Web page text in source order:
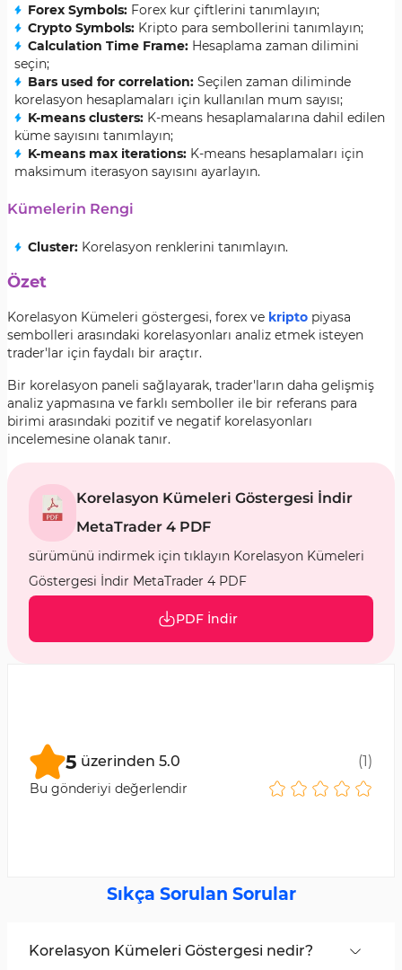
Forex Symbols: Forex kur çiftlerini tanımlayın;
Crypto Symbols: Kripto para sembollerini tanımlayın;
Calculation Time Frame: Hesaplama zaman dilimini
seçin;
Bars used for correlation: Seçilen zaman diliminde
korelasyon hesaplamaları için kullanılan mum sayısı;
K-means clusters: K-means hesaplamalarına dahil edilen
küme sayısını tanımlayın;
K-means max iterations: K-means hesaplamaları için
maksimum iterasyon sayısını ayarlayın.
Kümelerin Rengi
Cluster: Korelasyon renklerini tanımlayın.
Özet
Korelasyon Kümeleri göstergesi, forex ve kripto piyasa
sembolleri arasındaki korelasyonları analiz etmek isteyen
trader'lar için faydalı bir araçtır.
Bir korelasyon paneli sağlayarak, trader'ların daha gelişmiş
analiz yapmasına ve farklı semboller ile bir referans para
birimi arasındaki pozitif ve negatif korelasyonları
incelemesine olanak tanır.
Korelasyon Kümeleri Göstergesi İndir
MetaTrader 4 PDF
sürümünü indirmek için tıklayın Korelasyon Kümeleri
Göstergesi İndir MetaTrader 4 PDF
PDF İndir
5 üzerinden 5.0 (1)
Bu gönderiyi değerlendir
Sıkça Sorulan Sorular
Korelasyon Kümeleri Göstergesi nedir?